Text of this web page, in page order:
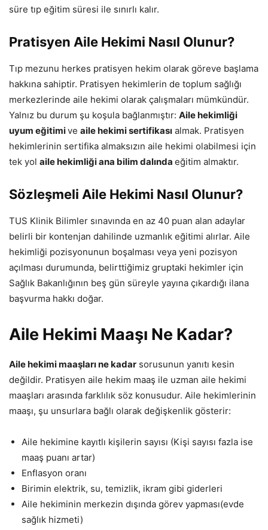
süre tıp eğitim süresi ile sınırlı kalır.
Pratisyen Aile Hekimi Nasıl Olunur?
Tıp mezunu herkes pratisyen hekim olarak göreve başlama
hakkına sahiptir. Pratisyen hekimlerin de toplum sağlığı
merkezlerinde aile hekimi olarak çalışmaları mümkündür.
Yalnız bu durum şu koşula bağlanmıştır: Aile hekimliği
uyum eğitimive aile hekimi sertifikası almak. Pratisyen
hekimlerinin sertifika almaksızın aile hekimi olabilmesi için
tek yol aile hekimliği ana bilim dalında eğitim almaktır.
Sözleşmeli Aile Hekimi Nasıl Olunur?
TUS Klinik Bilimler sınavında en az 40 puan alan adaylar
belirli bir kontenjan dahilinde uzmanlık eğitimi alırlar. Aile
hekimliği pozisyonunun boşalması veya yeni pozisyon
açılması durumunda, belirttiğimiz gruptaki hekimler için
Sağlık Bakanlığının beş gün süreyle yayına çıkardığı ilana
başvurma hakkı doğar.
Aile Hekimi Maaşı Ne Kadar?
Aile hekimi maaşları ne kadar sorusunun yanıtı kesin
değildir. Pratisyen aile hekim maaş ile uzman aile hekimi
maaşları arasında farklılık söz konusudur. Aile hekimlerinin
maaşı, şu unsurlara bağlı olarak değişkenlik gösterir:
Aile hekimine kayıtlı kişilerin sayısı (Kişi sayısı fazla ise
maaş puanı artar)
Enflasyon oranı
Birimin elektrik, su, temizlik, ikram gibi giderleri
Aile hekiminin merkezin dışında görev yapması(evde
sağlık hizmeti)